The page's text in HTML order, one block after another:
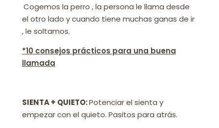
Cogemos la perro , la persona le llama desde
el otro lado y cuando tiene muchas ganas de ir
, le soltamos.
*10 consejos prácticos para una buena
llamada
SIENTA + QUIETO:Potenciar el sienta y
empezar con el quieto. Pasitos para atrás.